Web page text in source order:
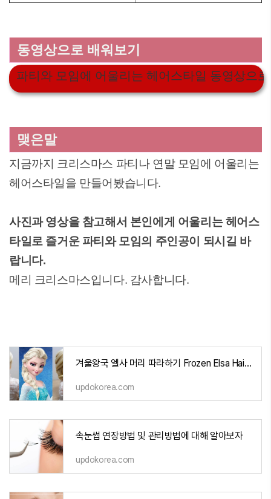
동영상으로 배워보기
파티와 모임에 어울리는 헤어스타일 동영상으
맺은말
지금까지 크리스마스 파티나 연말 모임에 어울리는
헤어스타일을 만들어봤습니다.
사진과 영상을 참고해서 본인에게 어울리는 헤어스
타일로 즐거운 파티와 모임의 주인공이 되시길 바
랍니다.
메리 크리스마스입니다. 감사합니다.
겨울왕국 엘사 머리 따라하기 Frozen Elsa Hairstyle
updokorea.com
속눈썹 연장방법 및 관리방법에 대해 알아보자
updokorea.com